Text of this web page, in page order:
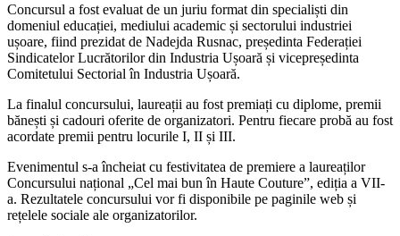
Concursul a fost evaluat de un juriu format din specialiști din
domeniul educației, mediului academic și sectorului industriei
ușoare, fiind prezidat de Nadejda Rusnac, președinta Federației
Sindicatelor Lucrătorilor din Industria Ușoară și vicepreședinta
Comitetului Sectorial în Industria Ușoară.
La finalul concursului, laureații au fost premiați cu diplome, premii
bănești și cadouri oferite de organizatori. Pentru fiecare probă au fost
acordate premii pentru locurile I, II și III.
Evenimentul s-a încheiat cu festivitatea de premiere a laureaților
Concursului național „Cel mai bun în Haute Couture”, ediția a VII-
a. Rezultatele concursului vor fi disponibile pe paginile web și
rețelele sociale ale organizatorilor.